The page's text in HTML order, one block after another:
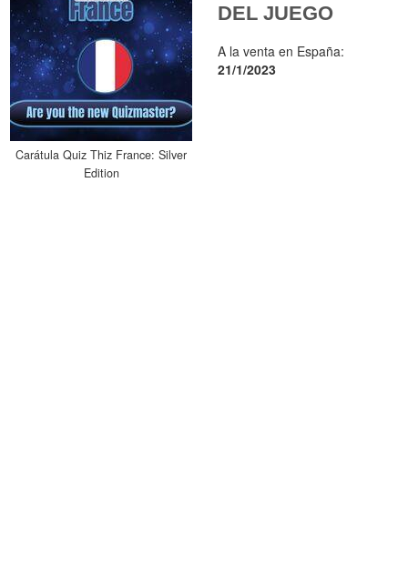
Carátula Quiz Thiz France: Silver
Edition
DEL JUEGO
A la venta en España:
21/1/2023